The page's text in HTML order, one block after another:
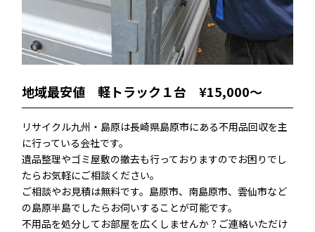
地域最安値 軽トラック１台 ¥15,000〜
リサイクル九州・島原は長崎県島原市にある不用品回収を主
に行っている会社です。
遺品整理やゴミ屋敷の撤去も行っておりますのでお困りでし
たらお気軽にご相談ください。
ご相談やお見積は無料です。島原市、南島原市、雲仙市など
の島原半島でしたらお伺いすることが可能です。
不⽤品を処分してお部屋を広くしませんか？ご連絡いただけ